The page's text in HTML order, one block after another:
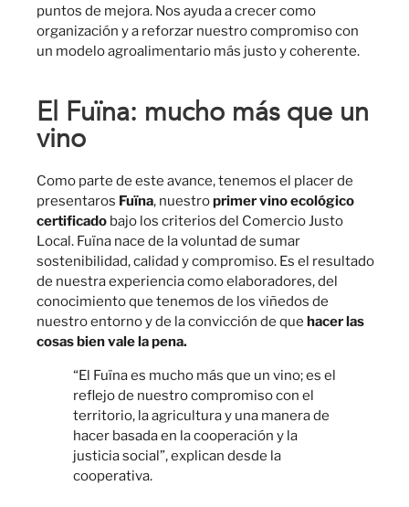
puntos de mejora. Nos ayuda a crecer como
organización y a reforzar nuestro compromiso con
un modelo agroalimentario más justo y coherente.
El Fuïna: mucho más que un
vino
Como parte de este avance, tenemos el placer de
presentaros Fuïna, nuestroprimer vino ecológico
certificado bajo los criterios del Comercio Justo
Local. Fuïna nace de la voluntad de sumar
sostenibilidad, calidad y compromiso. Es el resultado
de nuestra experiencia como elaboradores, del
conocimiento que tenemos de los viñedos de
nuestro entorno y de la convicción de que hacer las
cosas bien vale la pena.
“El Fuïna es mucho más que un vino; es el
reflejo de nuestro compromiso con el
territorio, la agricultura y una manera de
hacer basada en la cooperación y la
justicia social”, explican desde la
cooperativa.